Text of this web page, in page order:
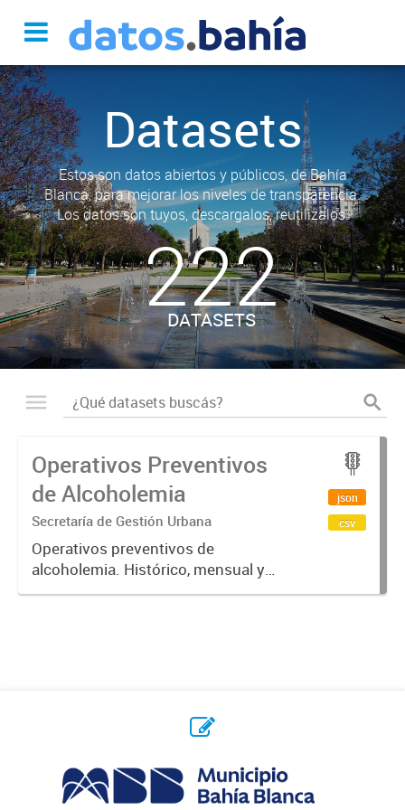
Datasets
Estos son datos abiertos y públicos, de Bahía
Blanca, para mejorar los niveles de transparencia.
Los datos son tuyos, descargalos, reutilizalos.
222
DATASETS
Operativos Preventivos
de Alcoholemia
Secretaría de Gestión Urbana
Operativos preventivos de
alcoholemia. Histórico, mensual y
semanal.
json
csv